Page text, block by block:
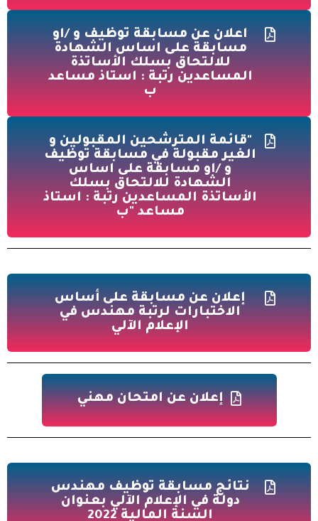
اعلان عن مسابقة توظيف و /او
مسابقة على اساس الشهادة
للالتحاق بسلك الأساتذة
المساعدين رتبة : استاذ مساعد
ب
"قائمة المترشحين المقبولين و
الغير مقبولة في مسابقة توظيف
و /او مسابقة على اساس
الشهادة للالتحاق بسلك
الأساتذة المساعدين رتبة : استاذ
مساعد "ب
إعلان عن مسابقة على أساس
الاختبارات لرتبة مهندس في
الإعلام الآلي
إعلان عن امتحان مهني
نتائج مسابقة توظيف مهندس
دولة في الإعلام الآلي بعنوان
السنة المالية 2022